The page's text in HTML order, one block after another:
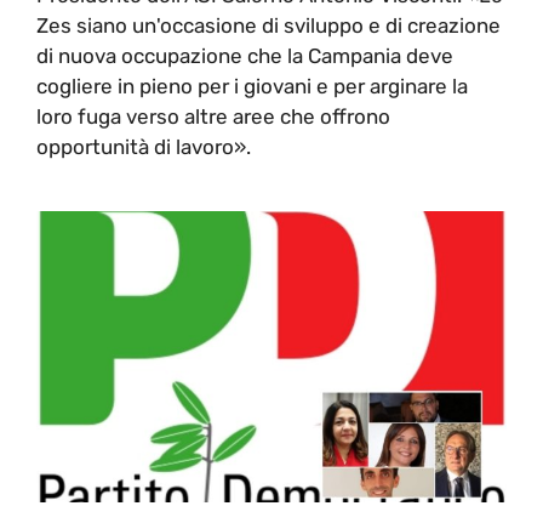
Zes siano un'occasione di sviluppo e di creazione
di nuova occupazione che la Campania deve
cogliere in pieno per i giovani e per arginare la
loro fuga verso altre aree che offrono
opportunità di lavoro».